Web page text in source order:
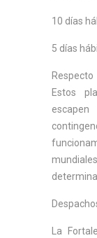
10 días
5 días
Estos
La